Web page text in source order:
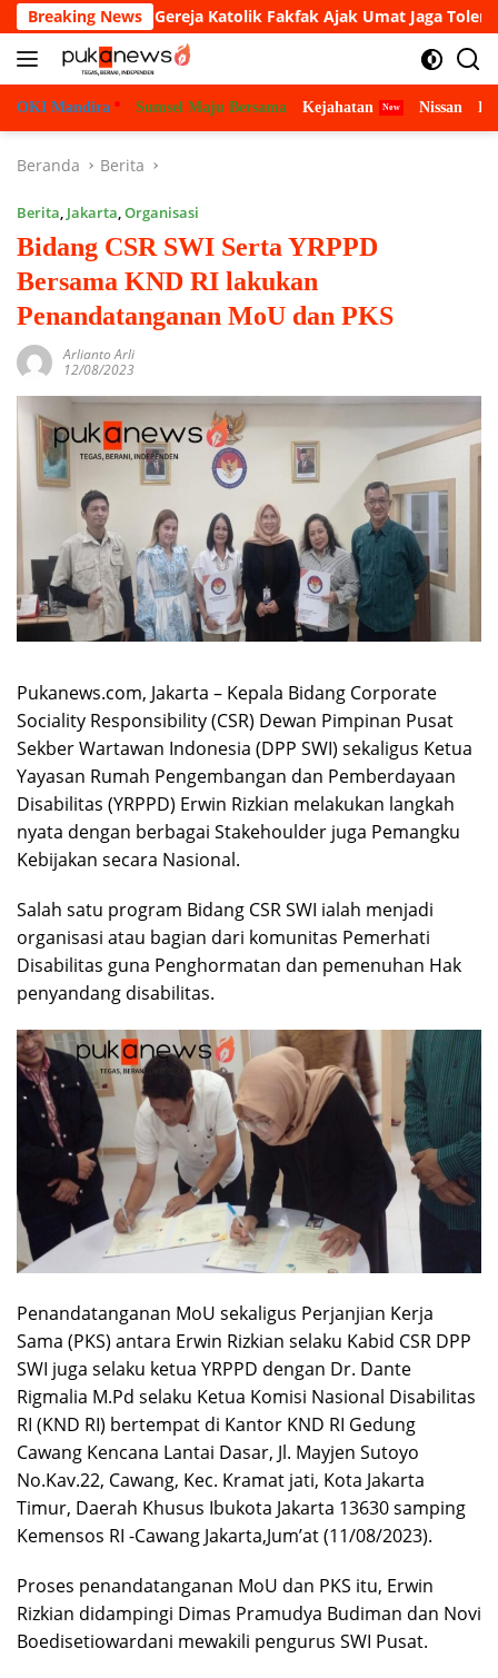
Langsung
ke
konten
Breaking News
Gereja Katolik Fakfak Ajak Umat Jaga Toleransi
OKI Mandira Sumsel Maju Bersama Kejahatan Nissan
Beranda Berita
Berita, Jakarta,Organisasi
Bidang CSR SWI Serta YRPPD
Bersama KND RI lakukan
Penandatanganan MoU dan PKS
Arlianto Arli
12/08/2023
Pukanews.com, Jakarta – Kepala Bidang Corporate
Sociality Responsibility (CSR) Dewan Pimpinan Pusat
Sekber Wartawan Indonesia (DPP SWI) sekaligus Ketua
Yayasan Rumah Pengembangan dan Pemberdayaan
Disabilitas (YRPPD) Erwin Rizkian melakukan langkah
nyata dengan berbagai Stakehoulder juga Pemangku
Kebijakan secara Nasional.
Salah satu program Bidang CSR SWI ialah menjadi
organisasi atau bagian dari komunitas Pemerhati
Disabilitas guna Penghormatan dan pemenuhan Hak
penyandang disabilitas.
Penandatanganan MoU sekaligus Perjanjian Kerja
Sama (PKS) antara Erwin Rizkian selaku Kabid CSR DPP
SWI juga selaku ketua YRPPD dengan Dr. Dante
Rigmalia M.Pd selaku Ketua Komisi Nasional Disabilitas
RI (KND RI) bertempat di Kantor KND RI Gedung
Cawang Kencana Lantai Dasar, Jl. Mayjen Sutoyo
No.Kav.22, Cawang, Kec. Kramat jati, Kota Jakarta
Timur, Daerah Khusus Ibukota Jakarta 13630 samping
Kemensos RI -Cawang Jakarta,Jum’at (11/08/2023).
Proses penandatanganan MoU dan PKS itu, Erwin
Rizkian didampingi Dimas Pramudya Budiman dan Novi
Boedisetiowardani mewakili pengurus SWI Pusat.